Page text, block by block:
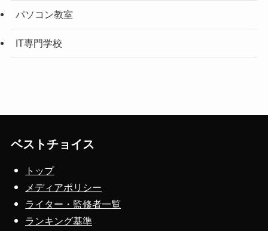
パソコン教室
IT専門学校
ベストチョイス
トップ
メディアポリシー
ライター・監修者一覧
ランキング基準